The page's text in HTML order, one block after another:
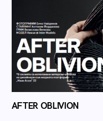
AFTER OBLIVION